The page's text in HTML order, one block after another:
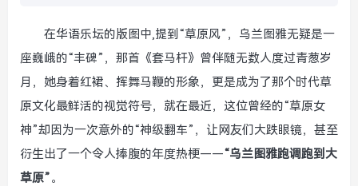
在华语乐坛的版图中,提到“草原风”，乌兰图雅无疑是一
座巍峨的“丰碑”，那首《套马杆》曾伴随无数人度过青葱岁
月，她身着红裙、挥舞马鞭的形象，更是成为了那个时代草
原文化最鲜活的视觉符号，就在最近，这位曾经的“草原女
神”却因为一次意外的“神级翻车”，让网友们大跌眼镜，甚至
衍生出了一个令人捧腹的年度热梗——“乌兰图雅跑调跑到大
草原”。